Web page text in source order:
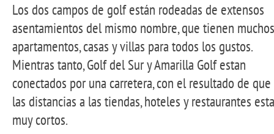
Los dos campos de golf están rodeadas de extensos
asentamientos del mismo nombre, que tienen muchos
apartamentos, casas y villas para todos los gustos.
Mientras tanto, Golf del Sur y Amarilla Golf estan
conectados por una carretera, con el resultado de que
las distancias a las tiendas, hoteles y restaurantes
muy cortos.